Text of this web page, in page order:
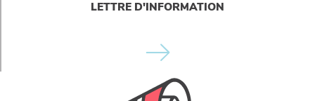
LETTRE D'INFORMATION